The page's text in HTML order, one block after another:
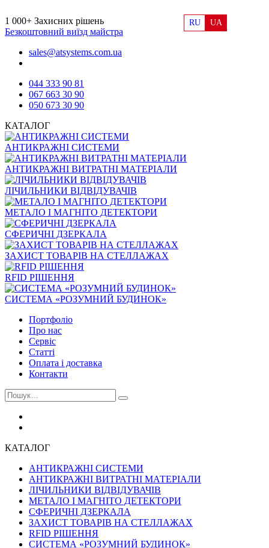
RU UA
1 000+ Захисних рішень
Безкоштовний виїзд майстра
sales@atsystems.com.ua
044 333 90 81
067 663 30 90
050 673 30 90
КАТАЛОГ
АНТИКРАЖНІ СИСТЕМИ
АНТИКРАЖНІ ВИТРАТНІ МАТЕРІАЛИ
ЛІЧИЛЬНИКИ ВІДВІДУВАЧІВ
МЕТАЛО І МАГНІТО ДЕТЕКТОРИ
СФЕРИЧНІ ДЗЕРКАЛА
ЗАХИСТ ТОВАРІВ НА СТЕЛЛАЖАХ
RFID РІШЕННЯ
СИСТЕМА «РОЗУМНИЙ БУДИНОК»
Портфоліо
Про нас
Сервіс
Статті
Оплата і доставка
Контакти
КАТАЛОГ
АНТИКРАЖНІ СИСТЕМИ
АНТИКРАЖНІ ВИТРАТНІ МАТЕРІАЛИ
ЛІЧИЛЬНИКИ ВІДВІДУВАЧІВ
МЕТАЛО І МАГНІТО ДЕТЕКТОРИ
СФЕРИЧНІ ДЗЕРКАЛА
ЗАХИСТ ТОВАРІВ НА СТЕЛЛАЖАХ
RFID РІШЕННЯ
СИСТЕМА «РОЗУМНИЙ БУДИНОК»